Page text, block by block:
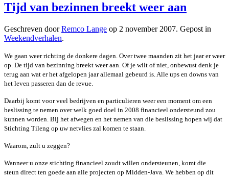
Tijd van bezinnen breekt weer aan
Geschreven doorRemco Lange op 2 november 2007. Gepost in
Weekendverhalen.
We gaan weer richting de donkere dagen. Over twee maanden zit het jaar er weer
op. De tijd van bezinning breekt weer aan. Of je wilt of niet, onbewust denk je
terug aan wat er het afgelopen jaar allemaal gebeurd is. Alle ups en downs van
het leven passeren dan de revue.
Daarbij komt voor veel bedrijven en particulieren weer een moment om een
beslissing te nemen over welk goed doel in 2008 financieel ondersteund zou
kunnen worden. Bij het afwegen en het nemen van die beslissing hopen wij dat
Stichting Tileng op uw netvlies zal komen te staan.
Waarom, zult u zeggen?
Wanneer u onze stichting financieel zoudt willen ondersteunen, komt die
steun direct ten goede aan alle projecten op Midden-Java. We hebben op dit